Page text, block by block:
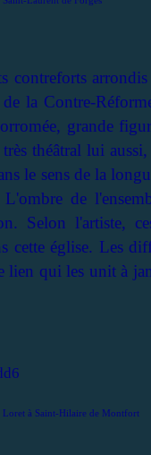
contreforts
la Contre-
grande
théâtral lui
le sens de la
de
Selon l'artiste,
cette église. Les
lien qui les unit à
Loret à Saint-Hilaire de Montfort